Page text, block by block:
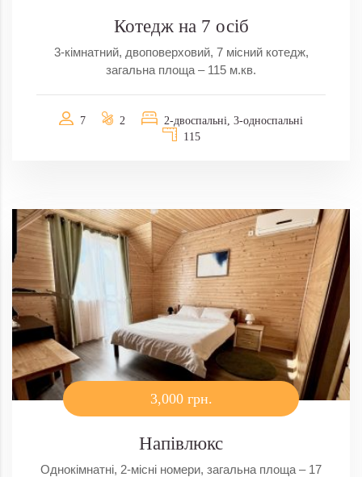
Котедж на 7 осіб
3-кімнатний, двоповерховий, 7 місний котедж,
загальна площа – 115 м.кв.
7 2
2-двоспальні, 3-односпальні
115
3,000 грн.
Напівлюкс
Однокімнатні, 2-місні номери, загальна площа – 17